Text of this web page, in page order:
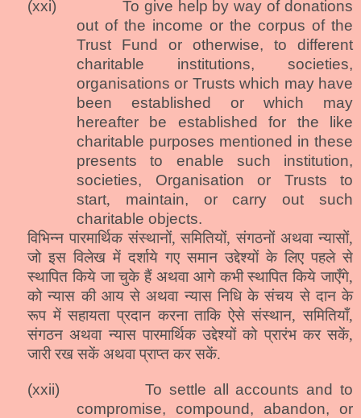
(xxi)
To give help by way of donations
out of the income or the corpus of the
Trust Fund or otherwise, to different
charitable institutions, societies,
organisations or Trusts which may have
been established or which may
hereafter be established for the like
charitable purposes mentioned in these
presents to enable such institution,
societies, Organisation or Trusts to
start, maintain, or carry out such
charitable objects.
विभिन्न पारमार्थिक संस्थानों, समितियों, संगठनों अथवा न्यासों,
जो इस विलेख में दर्शाये गए समान उद्देश्यों के लिए पहले से
स्थापित किये जा चुके हैं अथवा आगे कभी स्थापित किये जाएँगे,
को न्यास की आय से अथवा न्यास निधि के संचय से दान के
रूप में सहायता प्रदान करना ताकि ऐसे संस्थान, समितियाँ,
संगठन अथवा न्यास पारमार्थिक उद्देश्यों को प्रारंभ कर सकें,
जारी रख सकें अथवा प्राप्त कर सकें.
(xxii)
To settle all accounts and to
compromise, compound, abandon, or